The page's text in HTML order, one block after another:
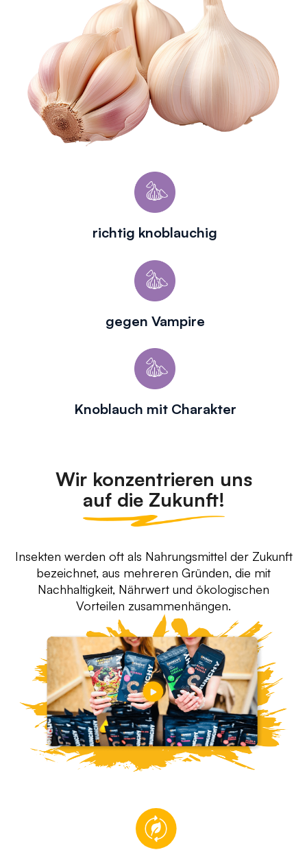
richtig knoblauchig
gegen Vampire
Knoblauch mit Charakter
Wir konzentrieren uns
auf die Zukunft!
Insekten werden oft als Nahrungsmittel der Zukunft
bezeichnet, aus mehreren Gründen, die mit
Nachhaltigkeit, Nährwert und ökologischen
Vorteilen zusammenhängen.